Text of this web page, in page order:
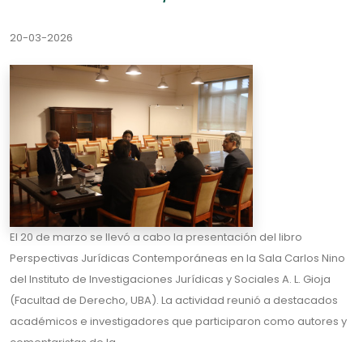
20-03-2026
El 20 de marzo se llevó a cabo la presentación del libro
Perspectivas Jurídicas Contemporáneas en la Sala Carlos Nino
del Instituto de Investigaciones Jurídicas y Sociales A. L. Gioja
(Facultad de Derecho, UBA). La actividad reunió a destacados
académicos e investigadores que participaron como autores y